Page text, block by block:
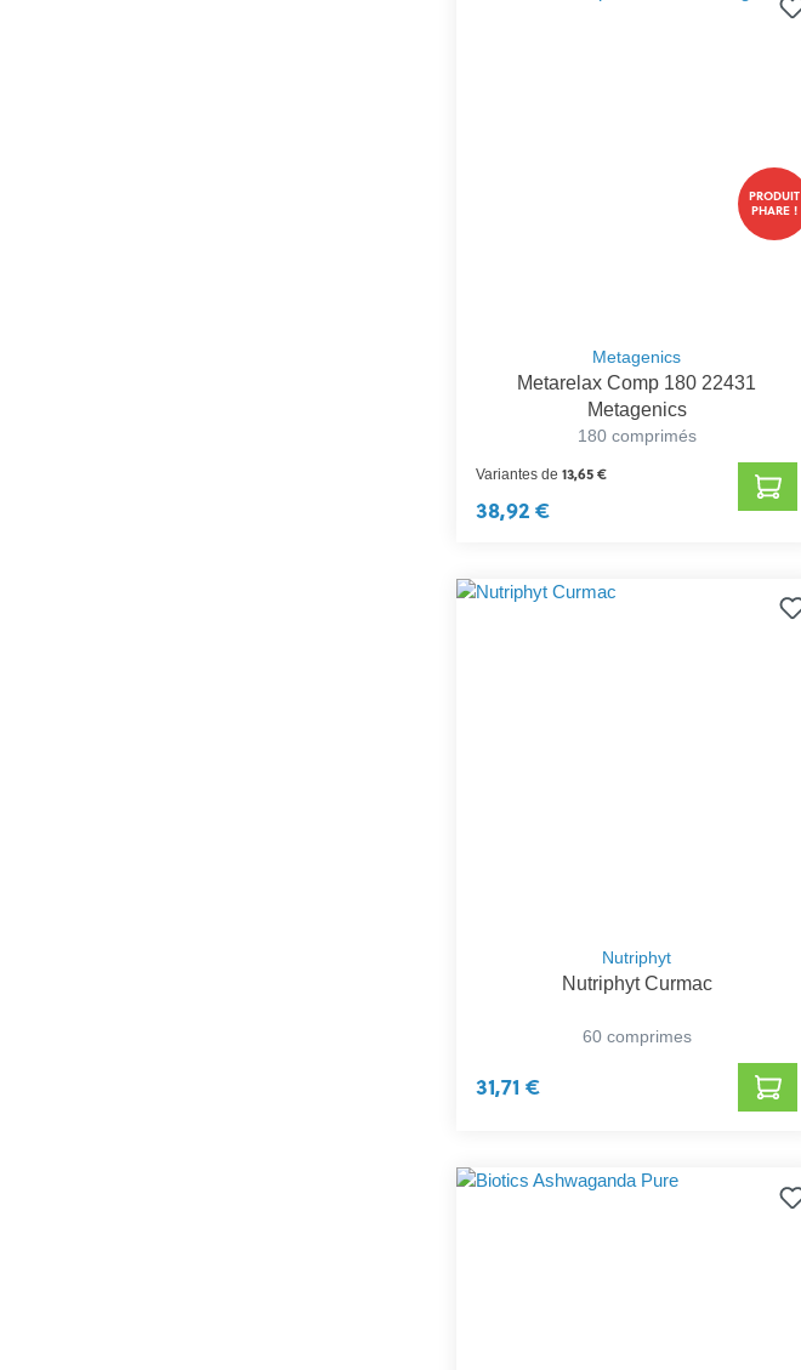
PRODUIT
PHARE !
Metagenics
Metarelax Comp 180 22431
Metagenics
180 comprimés
Variantes de 13,65 €
38,92 €
Nutriphyt
Nutriphyt Curmac
60 comprimes
31,71 €